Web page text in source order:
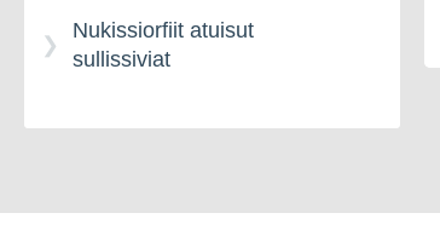
Nukissiorfiit atuisut
sullissiviat